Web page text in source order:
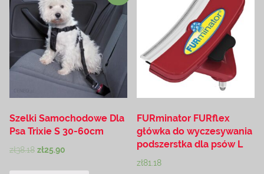
Szelki Samochodowe Dla
Psa Trixie S 30-60cm
zł38.18 zł25.90
FURminator FURflex
główka do wyczesywania
podszerstka dla psów L
zł81.18